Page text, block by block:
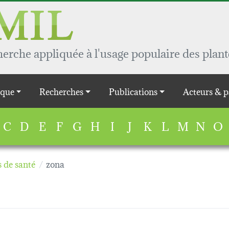
appliquée à l'usage populaire des
Recherches Publications Acteurs &
C D E F G H I J K L M N O
santé zona